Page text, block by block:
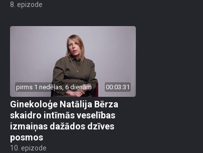
8. epizode
pirms 1 nedēļas, 6 dienām 00:03:31
Ginekoloģe Natālija Bērza
skaidro intīmās veselības
izmaiņas dažādos dzīves
posmos
10. epizode